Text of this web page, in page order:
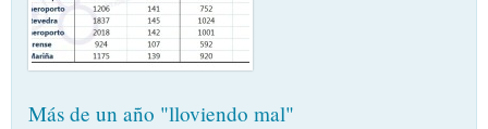
Más de un año "lloviendo mal"